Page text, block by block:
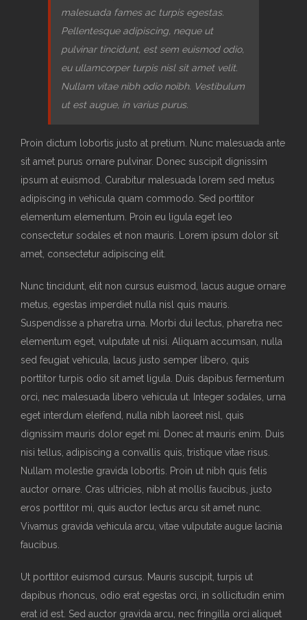
malesuada fames ac turpis egestas.
Pellentesque adipiscing, neque ut
pulvinar tincidunt, est sem euismod odio,
eu ullamcorper turpis nisl sit amet velit.
Nullam vitae nibh odio noibh. Vestibulum
ut est augue, in varius purus.
Proin dictum lobortis justo at pretium. Nunc malesuada ante
sit amet purus ornare pulvinar. Donec suscipit dignissim
ipsum at euismod. Curabitur malesuada lorem sed metus
adipiscing in vehicula quam commodo. Sed porttitor
elementum elementum. Proin eu ligula eget leo
consectetur sodales et non mauris. Lorem ipsum dolor sit
amet, consectetur adipiscing elit.
Nunc tincidunt, elit non cursus euismod, lacus augue ornare
metus, egestas imperdiet nulla nisl quis mauris.
Suspendisse a pharetra urna. Morbi dui lectus, pharetra nec
elementum eget, vulputate ut nisi. Aliquam accumsan, nulla
sed feugiat vehicula, lacus justo semper libero, quis
porttitor turpis odio sit amet ligula. Duis dapibus fermentum
orci, nec malesuada libero vehicula ut. Integer sodales, urna
eget interdum eleifend, nulla nibh laoreet nisl, quis
dignissim mauris dolor eget mi. Donec at mauris enim. Duis
nisi tellus, adipiscing a convallis quis, tristique vitae risus.
Nullam molestie gravida lobortis. Proin ut nibh quis felis
auctor ornare. Cras ultricies, nibh at mollis faucibus, justo
eros porttitor mi, quis auctor lectus arcu sit amet nunc.
Vivamus gravida vehicula arcu, vitae vulputate augue lacinia
faucibus.
Ut porttitor euismod cursus. Mauris suscipit, turpis ut
dapibus rhoncus, odio erat egestas orci, in sollicitudin enim
erat id est. Sed auctor gravida arcu, nec fringilla orci aliquet